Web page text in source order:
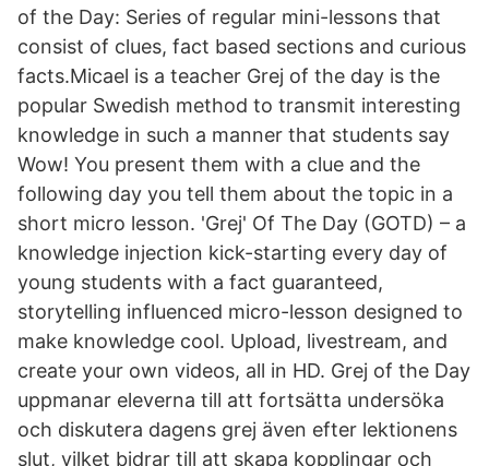
of the Day: Series of regular mini-lessons that
consist of clues, fact based sections and curious
facts.Micael is a teacher Grej of the day is the
popular Swedish method to transmit interesting
knowledge in such a manner that students say
Wow! You present them with a clue and the
following day you tell them about the topic in a
short micro lesson. 'Grej' Of The Day (GOTD) – a
knowledge injection kick-starting every day of
young students with a fact guaranteed,
storytelling influenced micro-lesson designed to
make knowledge cool. Upload, livestream, and
create your own videos, all in HD. Grej of the Day
uppmanar eleverna till att fortsätta undersöka
och diskutera dagens grej även efter lektionens
slut, vilket bidrar till att skapa kopplingar och